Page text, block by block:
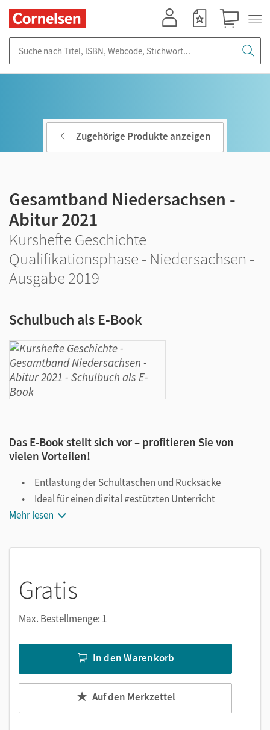
Zugehörige Produkte anzeigen
Gesamtband Niedersachsen -
Abitur 2021
Kurshefte Geschichte
Qualifikationsphase - Niedersachsen -
Ausgabe 2019
Schulbuch als E-Book
Das E-Book stellt sich vor – profitieren Sie von
vielen Vorteilen!
Entlastung der Schultaschen und Rucksäcke
Ideal für einen digital gestützten Unterricht
Notiz- und Markierungsmöglichkeit
Notizen erstellen
Markierungen setzen
Suchen im Text
Zoomen
Mehr lesen
Gratis
Max. Bestellmenge: 1
In den Warenkorb
Auf den Merkzettel